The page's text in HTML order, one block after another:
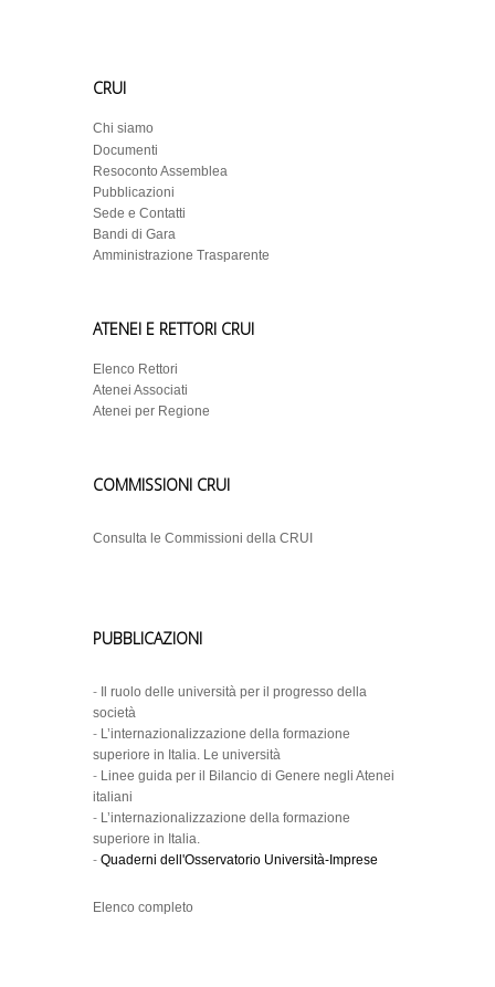
CRUI
Chi siamo
Documenti
Resoconto Assemblea
Pubblicazioni
Sede e Contatti
Bandi di Gara
Amministrazione Trasparente
ATENEI E RETTORI CRUI
Elenco Rettori
Atenei Associati
Atenei per Regione
COMMISSIONI CRUI
Consulta le Commissioni della CRUI
PUBBLICAZIONI
-
Il ruolo delle università per il progresso della
società
- L’internazionalizzazione della formazione
superiore in Italia. Le università
- Linee guida per il Bilancio di Genere negli Atenei
italiani
- L’internazionalizzazione della formazione
superiore in Italia.
- Quaderni dell'Osservatorio Università-Imprese
Elenco completo